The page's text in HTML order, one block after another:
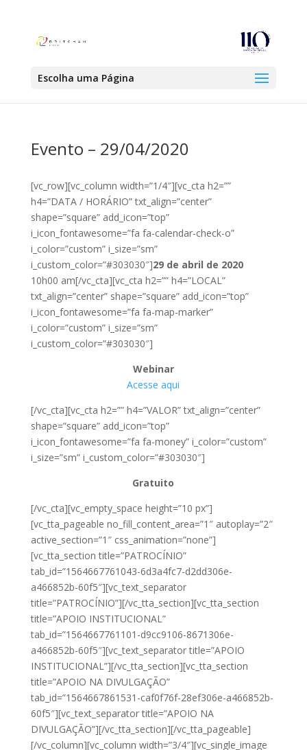
Escolha uma Página
Evento – 29/04/2020
[vc_row][vc_column width=”1/4″][vc_cta h2=””
h4=”DATA / HORÁRIO” txt_align=”center”
shape=”square” add_icon=”top”
i_icon_fontawesome=”fa fa-calendar-check-o”
i_color=”custom” i_size=”sm”
i_custom_color=”#303030″]29 de abril de 2020
10h00 am[/vc_cta][vc_cta h2=”” h4=”LOCAL”
txt_align=”center” shape=”square” add_icon=”top”
i_icon_fontawesome=”fa fa-map-marker”
i_color=”custom” i_size=”sm”
i_custom_color=”#303030″]
Webinar
Acesse aqui
[/vc_cta][vc_cta h2=”” h4=”VALOR” txt_align=”center”
shape=”square” add_icon=”top”
i_icon_fontawesome=”fa fa-money” i_color=”custom”
i_size=”sm” i_custom_color=”#303030″]
Gratuito
[/vc_cta][vc_empty_space height=”10 px”]
[vc_tta_pageable no_fill_content_area=”1″ autoplay=”2″
active_section=”1″ css_animation=”none”]
[vc_tta_section title=”PATROCÍNIO”
tab_id=”1564667761043-6d3a4fc7-d2dd306e-
a466852b-60f5″][vc_text_separator
title=”PATROCÍNIO”][/vc_tta_section][vc_tta_section
title=”APOIO INSTITUCIONAL”
tab_id=”1564667761101-d9cc9106-8671306e-
a466852b-60f5″][vc_text_separator title=”APOIO
INSTITUCIONAL”][/vc_tta_section][vc_tta_section
title=”APOIO NA DIVULGAÇÃO”
tab_id=”1564667861531-caf0f76f-28ef306e-a466852b-
60f5″][vc_text_separator title=”APOIO NA
DIVULGAÇÃO”][/vc_tta_section][/vc_tta_pageable]
[/vc_column][vc_column width=”3/4″][vc_single_image